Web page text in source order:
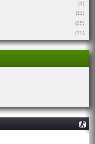
(1)
(11)
(25)
(15)